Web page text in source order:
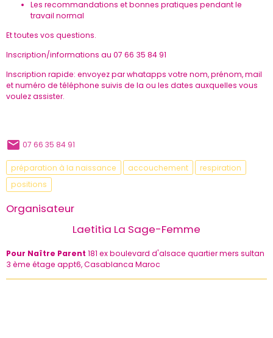
Les recommandations et bonnes pratiques pendant le
travail normal
Et toutes vos questions.
Inscription/informations au 07 66 35 84 91
Inscription rapide: envoyez par whatapps votre nom, prénom, mail
et numéro de téléphone suivis de la ou les dates auxquelles vous
voulez assister.
07 66 35 84 91
préparation à la naissance accouchement
respiration
positions
Organisateur
Laetitia La Sage-Femme
Pour Naître Parent 181 ex boulevard d'alsace quartier mers sultan
3 ème étage appt6, Casablanca Maroc